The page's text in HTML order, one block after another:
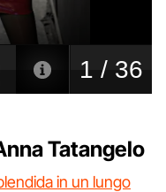
Tatangelo
in un lungo